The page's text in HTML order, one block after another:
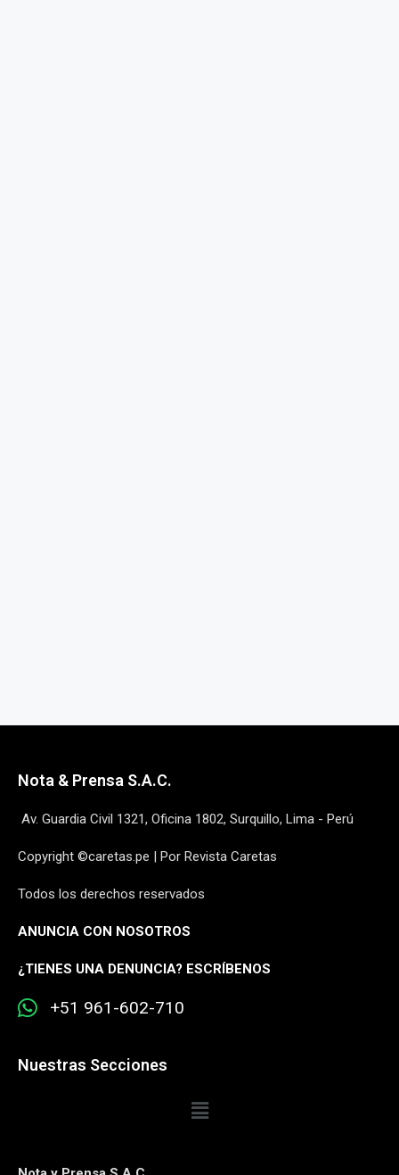
Nota & Prensa S.A.C.
Av. Guardia Civil 1321, Oficina 1802, Surquillo, Lima - Perú
Copyright ©caretas.pe | Por Revista Caretas
Todos los derechos reservados
ANUNCIA CON NOSOTROS
¿TIENES UNA DENUNCIA? ESCRÍBENOS
+51 961-602-710
Nuestras Secciones